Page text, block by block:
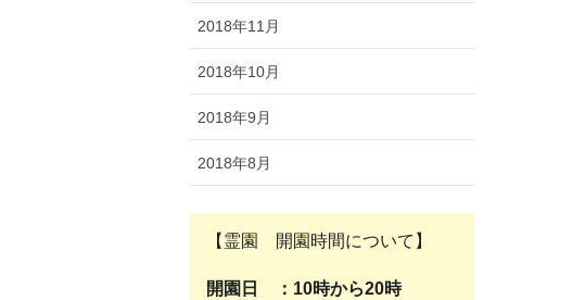
2018年11月
2018年10月
2018年9月
2018年8月
【霊園 開園時間について】
開園日 ：10時から20時